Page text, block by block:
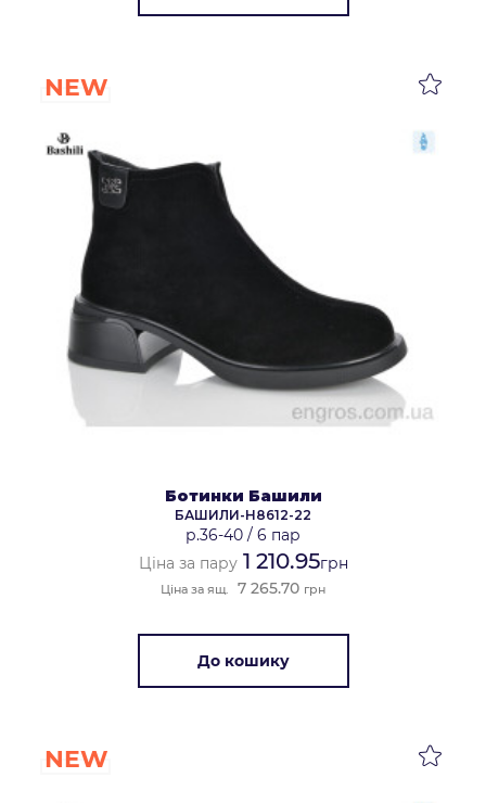
NEW
Ботинки Башили
БАШИЛИ-H8612-22
р.36-40 / 6 пар
Ціна за пару1 210.95грн
Ціна за ящ. 7 265.70 грн
До кошику
NEW